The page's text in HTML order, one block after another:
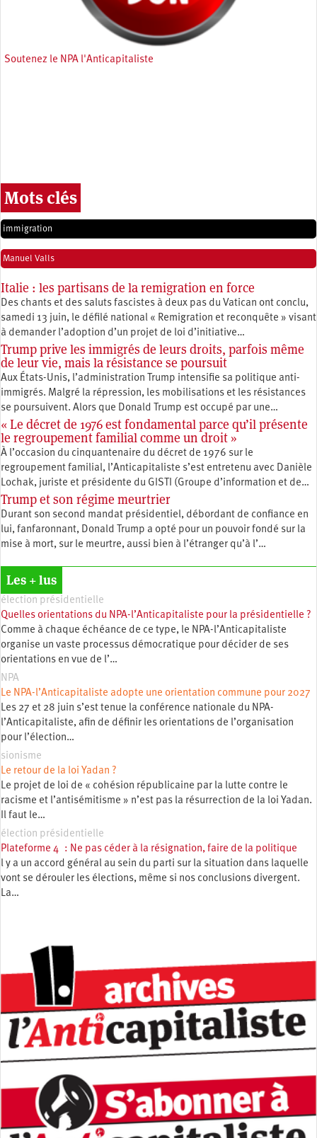
Soutenez le NPA l'Anticapitaliste
Mots clés
immigration
Manuel Valls
Italie : les partisans de la remigration en force
Des chants et des saluts fascistes à deux pas du Vatican ont conclu,
samedi 13 juin, le défilé national « Remigration et reconquête » visant
à demander l’adoption d’un projet de loi d’initiative…
Trump prive les immigrés de leurs droits, parfois même
de leur vie, mais la résistance se poursuit
Aux États-Unis, l’administration Trump intensifie sa politique anti-
immigrés. Malgré la répression, les mobilisations et les résistances
se poursuivent. Alors que Donald Trump est occupé par une…
« Le décret de 1976 est fondamental parce qu’il présente
le regroupement familial comme un droit »
À l’occasion du cinquantenaire du décret de 1976 sur le
regroupement familial, l’Anticapitaliste s’est entretenu avec Danièle
Lochak, juriste et présidente du GISTI (Groupe d’information et de…
Trump et son régime meurtrier
Durant son second mandat présidentiel, débordant de confiance en
lui, fanfaronnant, Donald Trump a opté pour un pouvoir fondé sur la
mise à mort, sur le meurtre, aussi bien à l’étranger qu’à l’…
Les + lus
élection présidentielle
Quelles orientations du NPA-l’Anticapitaliste pour la présidentielle ?
Comme à chaque échéance de ce type, le NPA-l’Anticapitaliste
organise un vaste processus démocratique pour décider de ses
orientations en vue de l’…
NPA
Le NPA-l’Anticapitaliste adopte une orientation commune pour 2027
Les 27 et 28 juin s’est tenue la conférence nationale du NPA-
l’Anticapitaliste, afin de définir les orientations de l’organisation
pour l’élection…
sionisme
Le retour de la loi Yadan ?
Le projet de loi de « cohésion républicaine par la lutte contre le
racisme et l’antisémitisme » n’est pas la résurrection de la loi Yadan.
Il faut le…
élection présidentielle
Plateforme 4 : Ne pas céder à la résignation, faire de la politique
l y a un accord général au sein du parti sur la situation dans laquelle
vont se dérouler les élections, même si nos conclusions divergent.
La…